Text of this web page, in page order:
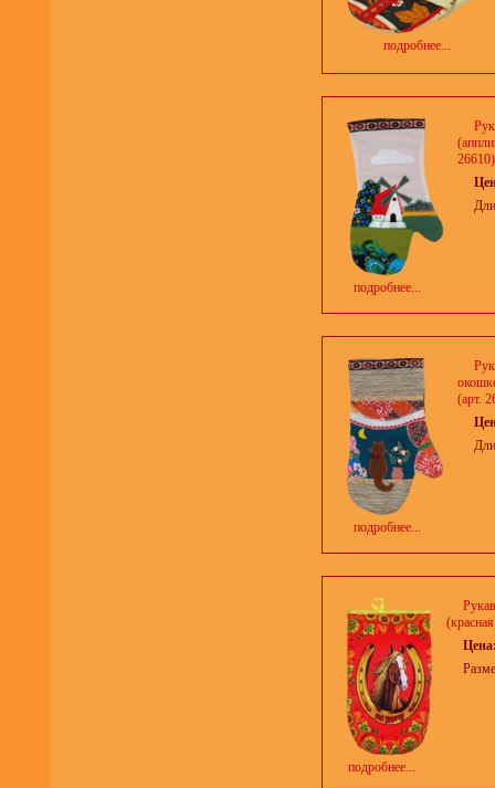
подробнее...
подробнее...
26610)
подробнее...
(арт.
подробнее...